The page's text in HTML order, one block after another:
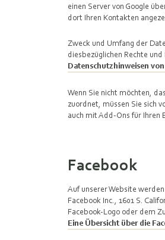
einen Server von Google
dort Ihren Kontakten
Zweck und Umfang der
diesbezüglichen Rechte
Datenschutzhinweisen
Wenn Sie nicht möchten,
zuordnet, müssen Sie sich
auch mit Add-Ons für
Facebook
Auf unserer Website
Facebook Inc., 1601 S.
Facebook-Logo oder dem
Eine Übersicht über die